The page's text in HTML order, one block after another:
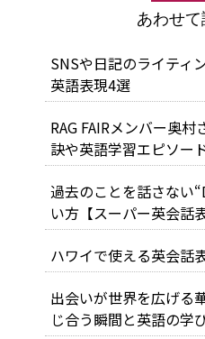
あわせ
SNSや日記のライティ
英語表現4選
RAG FAIRメンバー奥
訣や英語学習エピソー
過去のことを話さない
い方【スーパー英会話
ハワイで使える英会話
出会いが世界を広げる
じ合う瞬間と英語の学